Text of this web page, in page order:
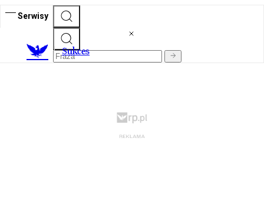
Serwisy
Sukces